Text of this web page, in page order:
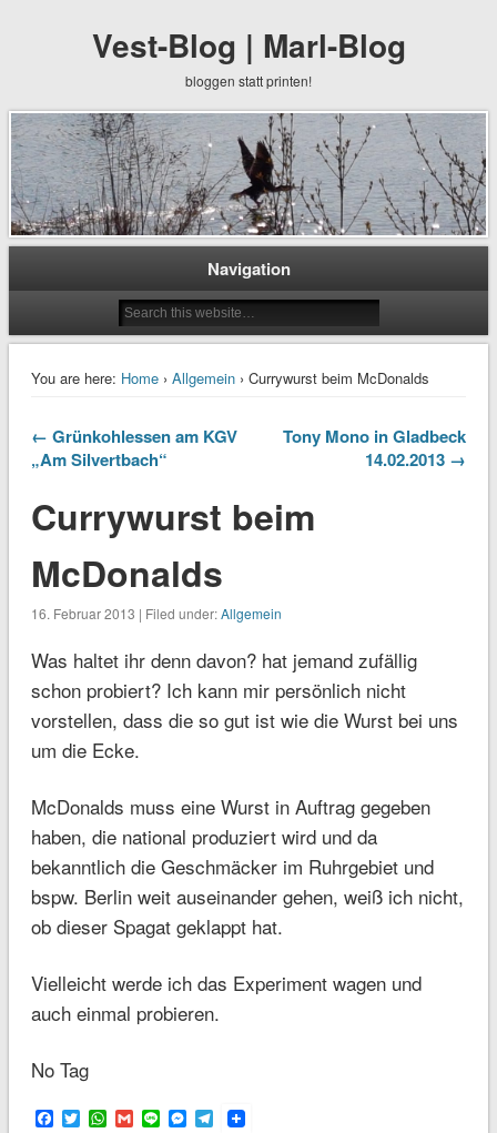
Vest-Blog | Marl-Blog
bloggen statt printen!
Navigation
You are here: Home› Allgemein› Currywurst beim McDonalds
← Grünkohlessen am KGV
„Am Silvertbach“
Tony Mono in Gladbeck
14.02.2013 →
Currywurst beim
McDonalds
16. Februar 2013 | Filed under:Allgemein
Was haltet ihr denn davon? hat jemand zufällig
schon probiert? Ich kann mir persönlich nicht
vorstellen, dass die so gut ist wie die Wurst bei uns
um die Ecke.
McDonalds muss eine Wurst in Auftrag gegeben
haben, die national produziert wird und da
bekanntlich die Geschmäcker im Ruhrgebiet und
bspw. Berlin weit auseinander gehen, weiß ich nicht,
ob dieser Spagat geklappt hat.
Vielleicht werde ich das Experiment wagen und
auch einmal probieren.
No Tag
Facebook
TwitterWhatsApp
Gmail
LineMessenger
Telegram